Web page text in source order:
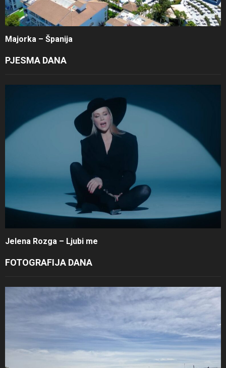
Majorka – Španija
PJESMA DANA
Jelena Rozga – Ljubi me
FOTOGRAFIJA DANA